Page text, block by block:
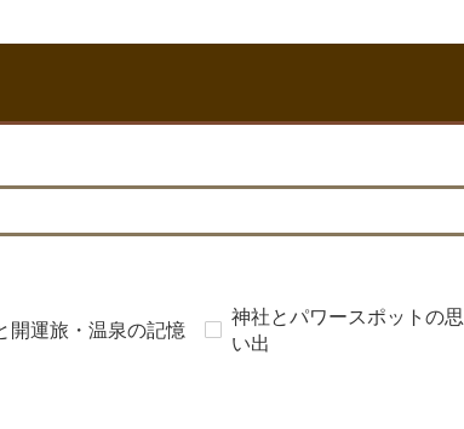
開運旅・温泉の記憶
神社とパワースポットの思
い出